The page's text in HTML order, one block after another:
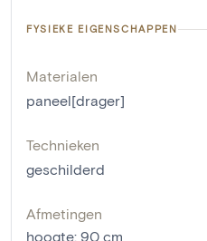
FYSIEKE EIGENSCHAPPEN
Materialen
paneel[drager]
Technieken
geschilderd
Afmetingen
hoogte: 90 cm